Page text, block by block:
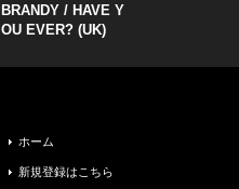
BRANDY / HAVE Y
OU EVER? (UK)
ホーム
新規登録はこちら